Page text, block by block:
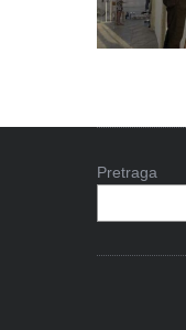
Pretraga